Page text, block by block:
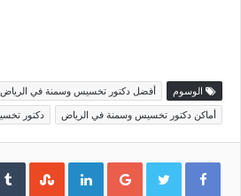
الوسوم
أفضل دكتور تخسيس وسمنة في الرياض
أماكن دكتور تخسيس وسمنة في الرياض
دكتور
Google+
LinkedIn